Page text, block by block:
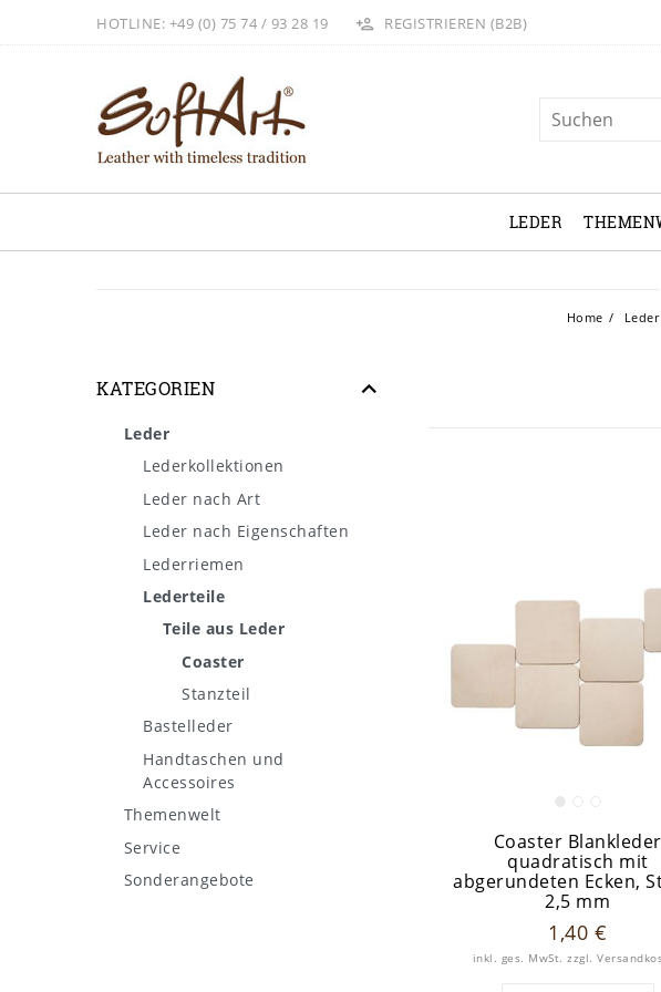
HOTLINE: +49 (0) 75 74 / 93 28 19 REGISTRIEREN (B2B)
LEDER
Home Leder
KATEGORIEN
Leder
Lederkollektionen
Leder nach Art
Leder nach Eigenschaften
Lederriemen
Lederteile
Teile aus Leder
Coaster
Stanzteil
Bastelleder
Handtaschen und
Accessoires
Themenwelt
Service
Sonderangebote
Coaster Blankleder
quadratisch mit
abgerundeten Ecken,
2,5 mm
1,40 €
inkl. ges. MwSt. zzgl.